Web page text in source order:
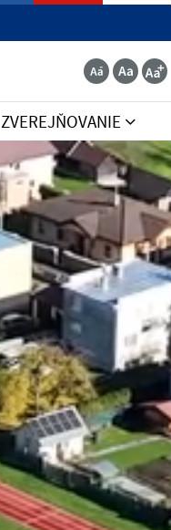
ZVEREJŇOVANIE